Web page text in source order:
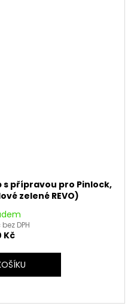
přípravou pro Pinlock,
zelené REVO)
bez DPH
Kč